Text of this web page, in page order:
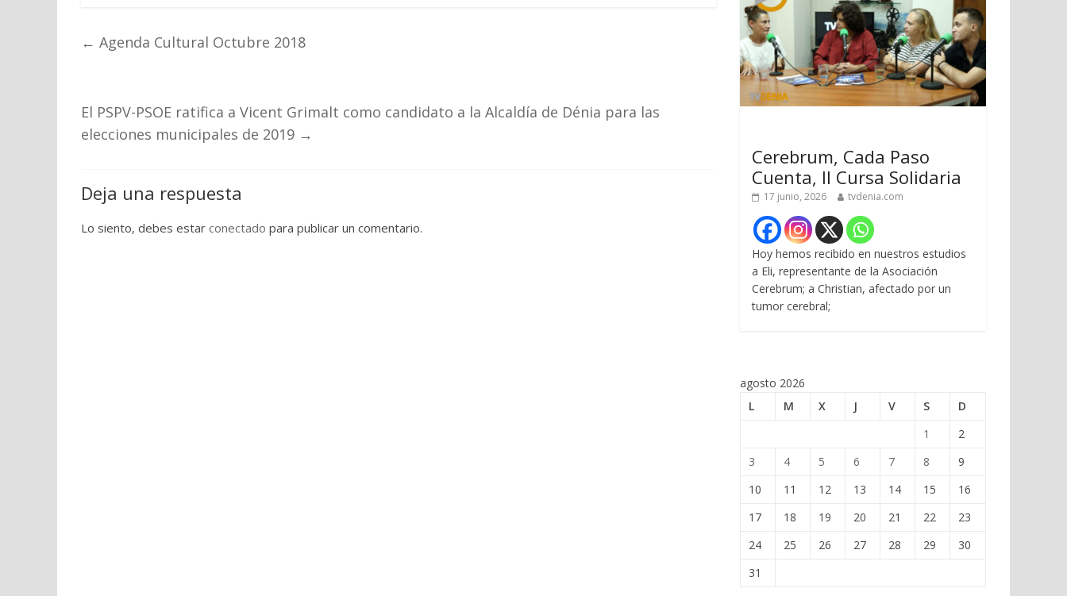
← Agenda Cultural Octubre 2018
El PSPV-PSOE ratifica a Vicent Grimalt como candidato a la Alcaldía de Dénia para las
elecciones municipales de 2019 →
Deja una respuesta
Lo siento, debes estar conectado para publicar un comentario.
Cerebrum, Cada Paso
Cuenta, II Cursa Solidaria
17 junio, 2026 tvdenia.com
Hoy hemos recibido en nuestros estudios
a Eli, representante de la Asociación
Cerebrum; a Christian, afectado por un
tumor cerebral;
agosto 2026
L
M X J V S
D
1
2
3
4 5 6 7 8
9
10
11 12 13 14 15
16
17
18 19 20 21 22
23
24
25 26 27 28 29
30
31